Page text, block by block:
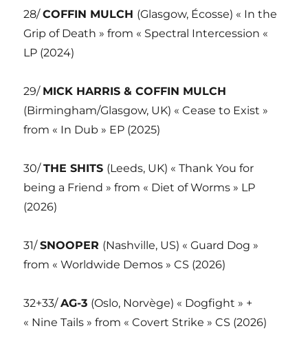
28/COFFIN MULCH (Glasgow, Écosse) « In the
Grip of Death » from « Spectral Intercession «
LP (2024)
29/ MICK HARRIS & COFFIN MULCH
(Birmingham/Glasgow, UK) « Cease to Exist »
from « In Dub » EP (2025)
30/THE SHITS (Leeds, UK) « Thank You for
being a Friend » from « Diet of Worms » LP
(2026)
31/SNOOPER (Nashville, US) « Guard Dog »
from « Worldwide Demos » CS (2026)
32+33/AG-3 (Oslo, Norvège) « Dogfight » +
« Nine Tails » from « Covert Strike » CS (2026)